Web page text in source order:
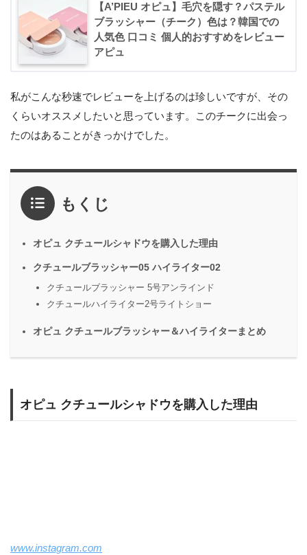
【A’PIEU オピュ】毛穴を隠す？パステル
ブラッシャー（チーク）色は？韓国での
人気色 口コミ 個人的おすすめをレビュー
アピュ
私がこんな秒速でレビューを上げるのは珍しいですが、その
くらいオススメしたいと思っています。このチークに出会っ
たのはあることがきっかけでした。
もくじ
オピュ クチュールシャドウを購入した理由
クチュールブラッシャー05 ハイライター02
クチュールブラッシャー 5号アンラインド
クチュールハイライター2号ライトショー
オピュ クチュールブラッシャー＆ハイライターまとめ
オピュ クチュールシャドウを購入した理由
www.instagram.com